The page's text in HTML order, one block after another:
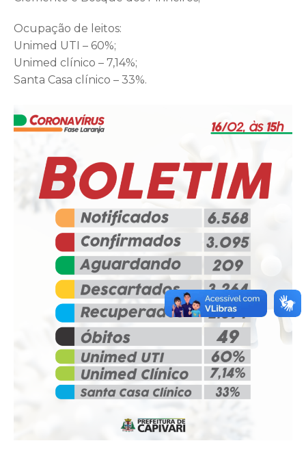
Ocupação de leitos:
Unimed UTI – 60%;
Unimed clínico – 7,14%;
Santa Casa clínico – 33%.